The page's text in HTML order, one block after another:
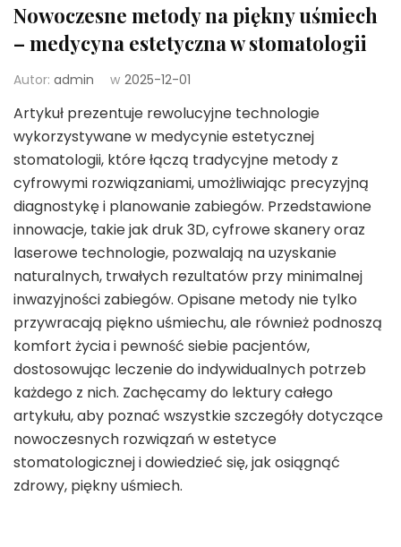
Nowoczesne metody na piękny uśmiech
– medycyna estetyczna w stomatologii
Autor: admin w 2025-12-01
Artykuł prezentuje rewolucyjne technologie
wykorzystywane w medycynie estetycznej
stomatologii, które łączą tradycyjne metody z
cyfrowymi rozwiązaniami, umożliwiając precyzyjną
diagnostykę i planowanie zabiegów. Przedstawione
innowacje, takie jak druk 3D, cyfrowe skanery oraz
laserowe technologie, pozwalają na uzyskanie
naturalnych, trwałych rezultatów przy minimalnej
inwazyjności zabiegów. Opisane metody nie tylko
przywracają piękno uśmiechu, ale również podnoszą
komfort życia i pewność siebie pacjentów,
dostosowując leczenie do indywidualnych potrzeb
każdego z nich. Zachęcamy do lektury całego
artykułu, aby poznać wszystkie szczegóły dotyczące
nowoczesnych rozwiązań w estetyce
stomatologicznej i dowiedzieć się, jak osiągnąć
zdrowy, piękny uśmiech.